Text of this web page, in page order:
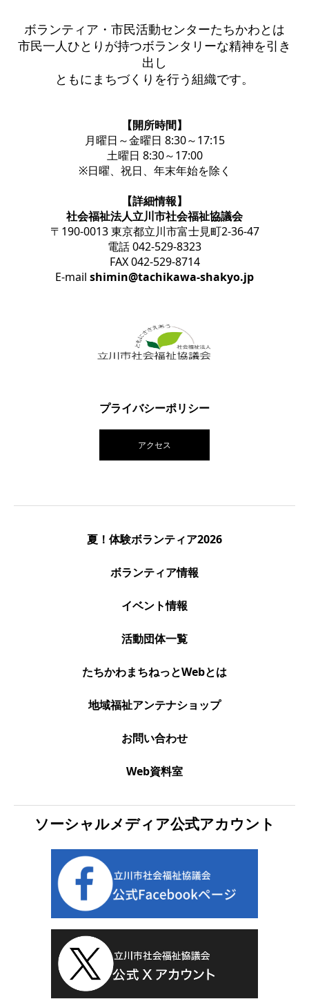
ボランティア・市民活動センターたちかわとは
市民一人ひとりが持つボランタリーな精神を引き
出し
ともにまちづくりを行う組織です。
【開所時間】
月曜日～金曜日 8:30～17:15
土曜日 8:30～17:00
※日曜、祝日、年末年始を除く
【詳細情報】
社会福祉法人立川市社会福祉協議会
〒190-0013 東京都立川市富士見町2-36-47
電話 042-529-8323
FAX 042-529-8714
E-mail shimin@tachikawa-shakyo.jp
プライバシーポリシー
アクセス
夏！体験ボランティア2026
ボランティア情報
イベント情報
活動団体一覧
たちかわまちねっとWebとは
地域福祉アンテナショップ
お問い合わせ
Web資料室
ソーシャルメディア公式アカウント